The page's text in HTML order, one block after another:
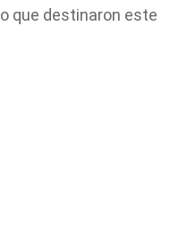
you?
que destinaron este